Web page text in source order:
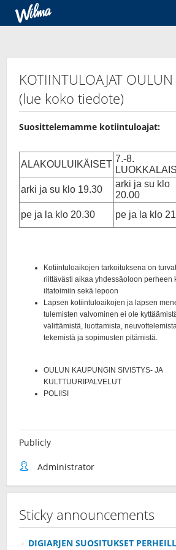
KOTIINTULOAJAT
(lue koko tiedote)
Suosittelemamme kotiintuloajat:
Publicly
Administrator
Sticky announcements
DIGIARJEN SUOSITUKSET